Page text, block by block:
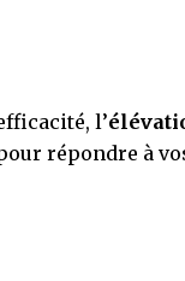
l’
répondre à